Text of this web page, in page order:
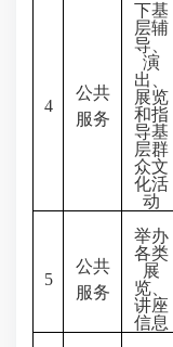
4
公共
服务
下基
层辅
导、
演
出、
展览
和指
导基
层群
众文
化活
动
5
公共
服务
举办
各类
展
览、
讲座
信息